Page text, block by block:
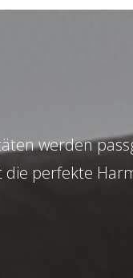
werden
die perfekte